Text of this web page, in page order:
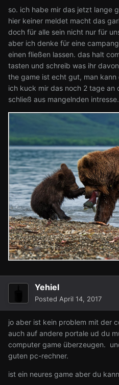
so. ich habe mir das jetzt lange
hier keiner meldet macht das
doch für alle sein nicht nur für
aber ich denke für eine
einen fließen lassen. das halt
tasten und schreib was ihr
the game ist echt gut, man
ich kuck mir das noch 2 tage
schließ aus mangelnden
Yehiel
Posted April 14, 2017
jo aber ist kein problem mit der
auch auf andere portale ud du
computer game überzeugen.
guten pc-rechner.
ist ein neures game aber du